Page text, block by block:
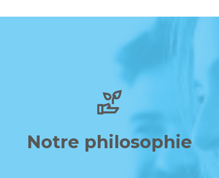
Notre philosophie